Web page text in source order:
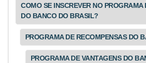
COMO SE INSCREVER NO PROGRAMA
DO BANCO DO BRASIL?
PROGRAMA DE RECOMPENSAS DO
PROGRAMA DE VANTAGENS DO
a
m